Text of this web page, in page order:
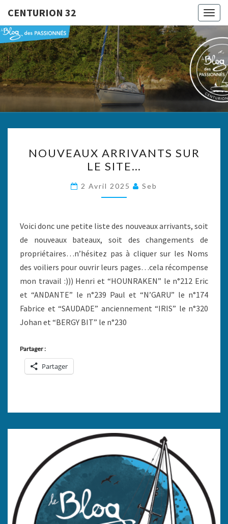
CENTURION 32
32
Le Blog
Des
Passionnés
ARRIVANTS
SUR
LE
SITE…
NOUVEAUX ARRIVANTS SUR
LE SITE…
2 Avril 2025 Seb
Voici donc une petite liste des nouveaux arrivants, soit
de nouveaux bateaux, soit des changements de
propriétaires…n’hésitez pas à cliquer sur les Noms
des voiliers pour ouvrir leurs pages…cela récompense
mon travail :))) Henri et “HOUNRAKEN” le n°212 Eric
et “ANDANTE” le n°239 Paul et “N’GARU” le n°174
Fabrice et “SAUDADE” anciennement “IRIS” le n°320
Johan et “BERGY BIT” le n°230
Partager :
Partager